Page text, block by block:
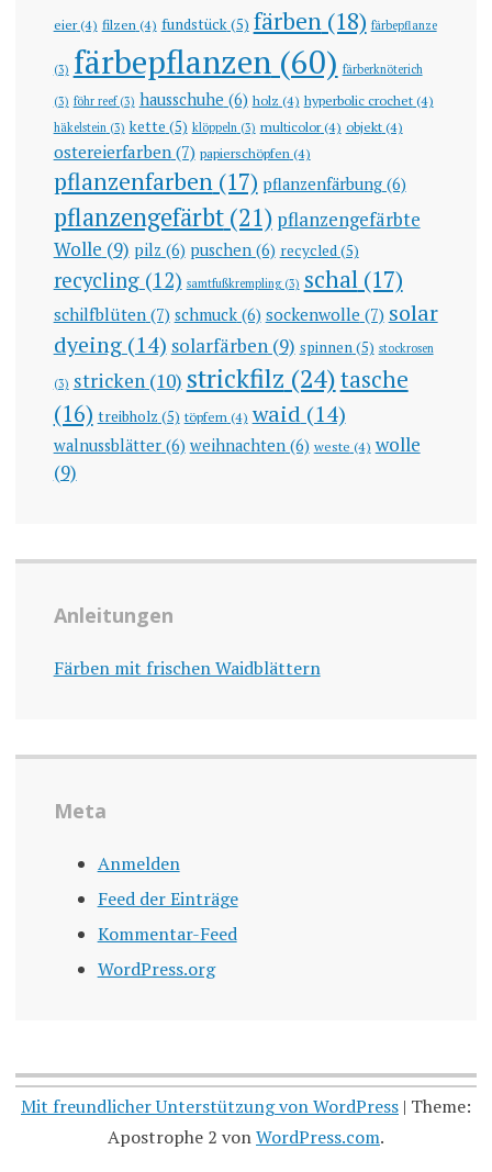
eier(4) filzen(4) fundstück(5) färben(18) färbepflanze
(3) färbepflanzen(60) färberknöterich
(3) föhr reef(3) hausschuhe (6) holz (4) hyperbolic crochet(4)
häkelstein(3) kette (5) klöppeln(3) multicolor(4) objekt(4)
ostereierfarben(7) papierschöpfen(4)
pflanzenfarben(17) pflanzenfärbung(6)
pflanzengefärbt(21) pflanzengefärbte
Wolle (9) pilz (6) puschen(6) recycled(5)
recycling(12) samtfußkrempling(3) schal(17)
schilfblüten(7) schmuck(6) sockenwolle(7) solar
dyeing(14) solarfärben(9) spinnen(5) stockrosen
(3) stricken(10) strickfilz (24)tasche
(16) treibholz (5) töpfern(4) waid (14)
walnussblätter(6) weihnachten(6) weste (4) wolle
(9)
Anleitungen
Färben mit frischen Waidblättern
Meta
Anmelden
Feed der Einträge
Kommentar-Feed
WordPress.org
Mit freundlicher Unterstützung von WordPress | Theme:
Apostrophe 2 vonWordPress.com.